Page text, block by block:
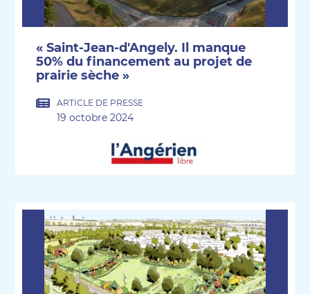
« Saint-Jean-d'Angely. Il manque
50% du financement au projet de
prairie sèche »
ARTICLE DE PRESSE
19 octobre 2024